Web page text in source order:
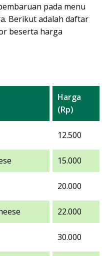
pada menu
Berikut adalah daftar
beserta harga
Harga
(Rp)
12.500
15.000
20.000
22.000
30.000